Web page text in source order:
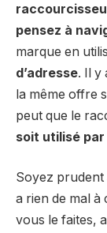
pensez à
marque en
d’adresse. Il y
la même offre
peut que le
soit utilisé
Soyez prudent
a rien de mal
vous le faites,